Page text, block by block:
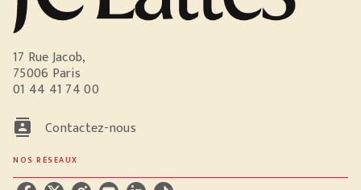
17 Rue Jacob,
75006 Paris
01 44 41 74 00
contacts Contactez-nous
NOS RÉSEAUX